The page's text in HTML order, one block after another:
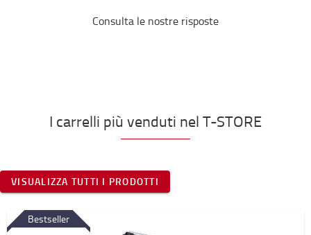
Consulta le nostre risposte
I carrelli più venduti nel T-STORE
VISUALIZZA TUTTI I PRODOTTI
Bestseller